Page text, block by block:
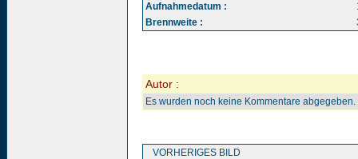
Aufnahmedatum :
Brennweite :
Autor :
Es wurden noch keine Kommentare abgegeben.
VORHERIGES BILD